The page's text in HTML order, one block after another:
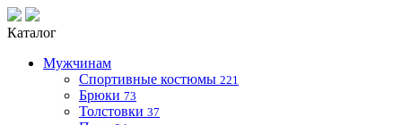
Каталог
Мужчинам
Спортивные костюмы 221
Брюки 73
Толстовки 37